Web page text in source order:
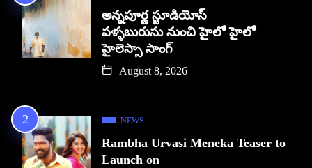
అన్నపూర్ణ స్టూడియోస్
పళ్ళబురుసు నుంచి హైలో హైలో
హైలెస్సా సాంగ్
August 8, 2026
NEWS
Rambha Urvasi Meneka Teaser to
Launch on